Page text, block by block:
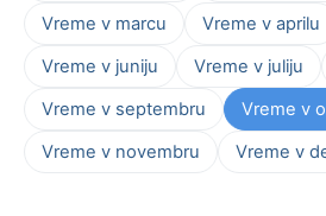
Vreme v marcu
Vreme v aprilu
Vreme v juniju
Vreme v juliju
Vreme v septembru
Vreme v
Vreme v novembru
Vreme v